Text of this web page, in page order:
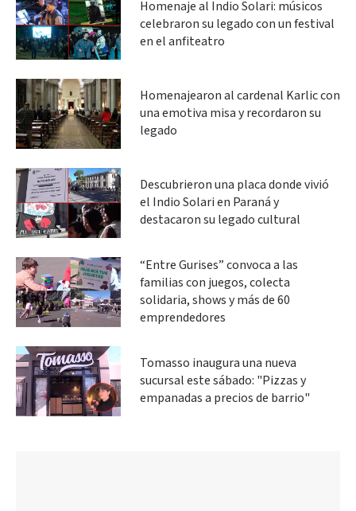
Homenaje al Indio Solari: músicos
celebraron su legado con un festival
en el anfiteatro
Homenajearon al cardenal Karlic con
una emotiva misa y recordaron su
legado
Descubrieron una placa donde vivió
el Indio Solari en Paraná y
destacaron su legado cultural
“Entre Gurises” convoca a las
familias con juegos, colecta
solidaria, shows y más de 60
emprendedores
Tomasso inaugura una nueva
sucursal este sábado: "Pizzas y
empanadas a precios de barrio"